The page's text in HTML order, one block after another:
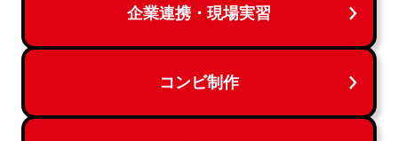
企業連携・現場実習
コンビ制作